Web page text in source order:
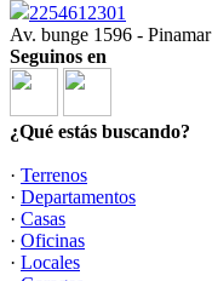
2254612301
Av. bunge 1596 - Pinamar
Seguinos en
¿Qué estás buscando?
· Terrenos
· Departamentos
· Casas
· Oficinas
· Locales